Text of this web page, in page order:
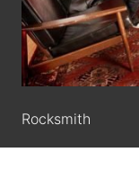
Rocksmith